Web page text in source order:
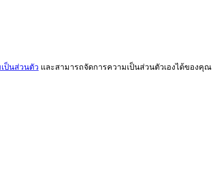
ป็นส่วนตัว และสามารถจัดการความเป็นส่วนตัวเองได้ของคุณ